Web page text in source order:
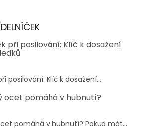
při posilování: Klíč k dosažení
posilování: Klíč k dosažení...
ocet pomáhá v hubnutí?
pomáhá v hubnutí? Pokud mát...